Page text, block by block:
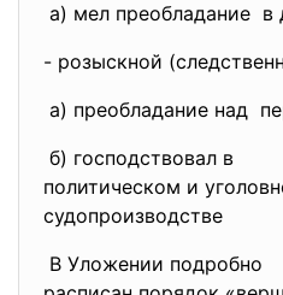
а) мел преобладание в
- розыскной
а) преобладание над
б) господствовал в
политическом и
судопроизводстве
В Уложении подробно